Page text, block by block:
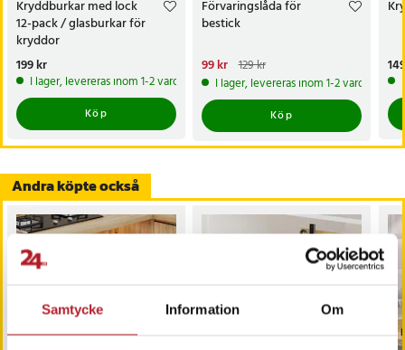
Samtycke Information Om
Kryddburkar med lock
12-pack / glasburkar för
kryddor
Pris:199 kr
199 kr
I lager, levereras inom 1-2 vardagar
Köp
Förvaringslåda för
bestick
Nuvarande pris
99 krTidigare pris:129 kr
99 kr 129 kr
I lager, levereras inom 1-2 vardagar
Köp
Andra köpte också